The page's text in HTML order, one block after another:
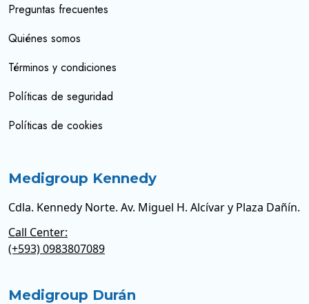
Preguntas frecuentes
Quiénes somos
Términos y condiciones
Políticas de seguridad
Políticas de cookies
Medigroup Kennedy
Cdla. Kennedy Norte. Av. Miguel H. Alcívar y Plaza Dañín.
Call Center:
(+593) 0983807089
Medigroup Durán